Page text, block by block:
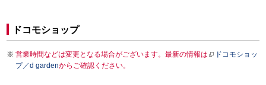
ドコモショップ
営業時間などは変更となる場合がございます。最新の情報は
ドコモショッ
プ／d gardenからご確認ください。